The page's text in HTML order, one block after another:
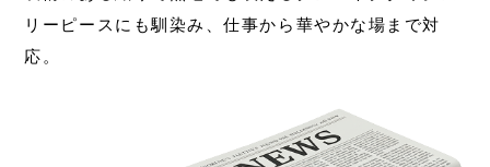
リーピースにも馴染み、仕事から華やかな場まで対
応。